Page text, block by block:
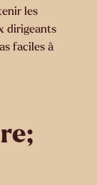
les
dirigeants
faciles à